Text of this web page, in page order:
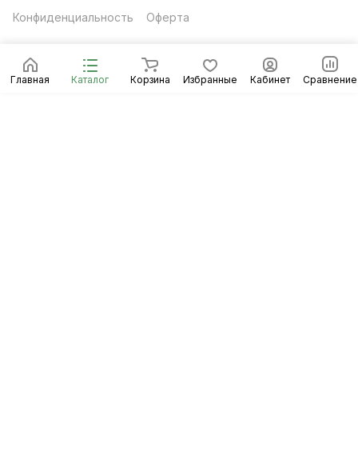
Главная Каталог Корзина Избранные Кабинет Сравнение
Конфиденциальность Оферта